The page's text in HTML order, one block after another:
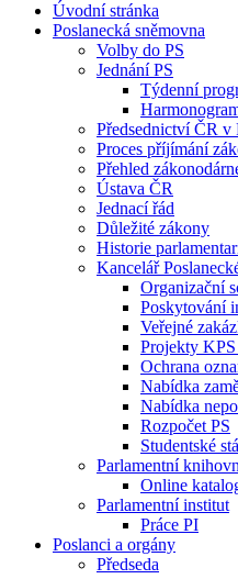
Úvodní stránka
Poslanecká sněmovna
Volby do PS
Jednání PS
Týdenní
Předsednictví ČR v
Proces příjímání
Přehled
Ústava ČR
Jednací řád
Důležité zákony
Historie
Kancelář
Organizační
Poskytování
Veřejné
Projekty
Ochrana
Nabídka
Nabídka
Rozpočet PS
Studentské
Parlamentní
Online
Parlamentní institut
Práce PI
Poslanci a orgány
Předseda